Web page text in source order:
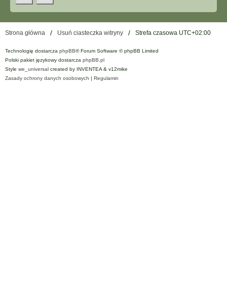
Strona główna Usuń ciasteczka witryny Strefa czasowa UTC+02:00
Technologię dostarcza phpBB® Forum Software © phpBB Limited
Polski pakiet językowy dostarcza phpBB.pl
Style we_universal created by INVENTEA & v12mike
Zasady ochrony danych osobowych | Regulamin